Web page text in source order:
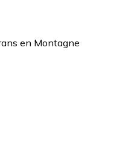
en Montagne